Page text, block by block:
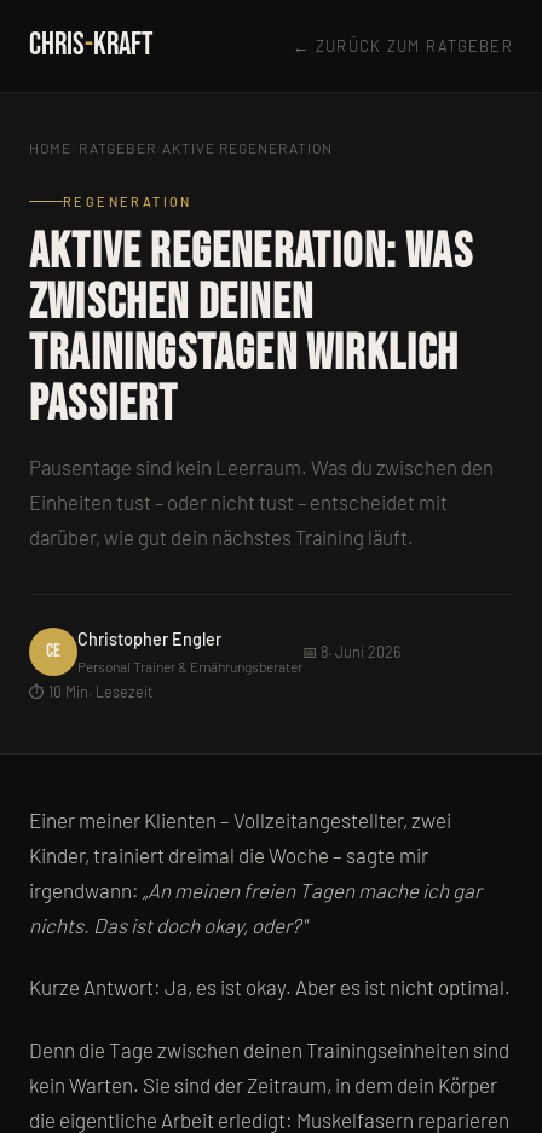
CHRIS-KRAFT ← ZURÜCK ZUM RATGEBER
HOME RATGEBER AKTIVE REGENERATION
REGENERATION
Aktive Regeneration: Was
zwischen deinen
Trainingstagen wirklich
passiert
Pausentage sind kein Leerraum. Was du zwischen den
Einheiten tust – oder nicht tust – entscheidet mit
darüber, wie gut dein nächstes Training läuft.
CE
Christopher Engler
Personal Trainer & Ernährungsberater
📅 8. Juni 2026
⏱️ 10 Min. Lesezeit
Einer meiner Klienten – Vollzeitangestellter, zwei
Kinder, trainiert dreimal die Woche – sagte mir
irgendwann: „An meinen freien Tagen mache ich gar
nichts. Das ist doch okay, oder?"
Kurze Antwort: Ja, es ist okay. Aber es ist nicht optimal.
Denn die Tage zwischen deinen Trainingseinheiten sind
kein Warten. Sie sind der Zeitraum, in dem dein Körper
die eigentliche Arbeit erledigt: Muskelfasern reparieren